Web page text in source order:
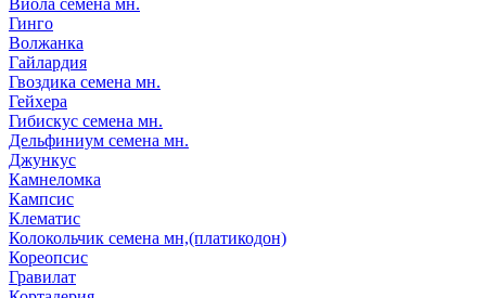
Виола семена мн.
Гинго
Волжанка
Гайлардия
Гвоздика семена мн.
Гейхера
Гибискус семена мн.
Дельфиниум семена мн.
Джункус
Камнеломка
Кампсис
Клематис
Колокольчик семена мн,(платикодон)
Кореопсис
Гравилат